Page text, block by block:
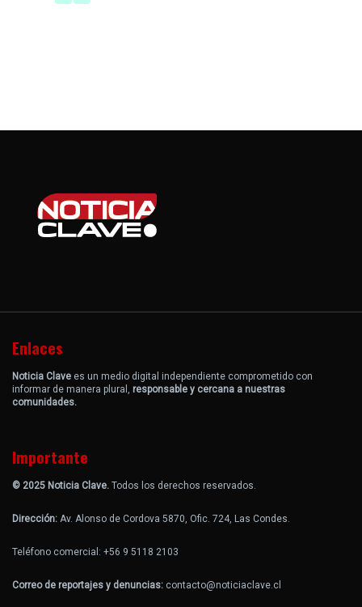
Enlaces
Noticia Clave es un medio digital independiente comprometido con
informar de manera plural, responsable y cercana a nuestras
comunidades.
Importante
© 2025 Noticia Clave. Todos los derechos reservados.
Dirección: Av. Alonso de Cordova 5870, Ofic. 724, Las Condes.
Teléfono comercial: +56 9 5118 2103
Correo de reportajes y denuncias: contacto@noticiaclave.cl